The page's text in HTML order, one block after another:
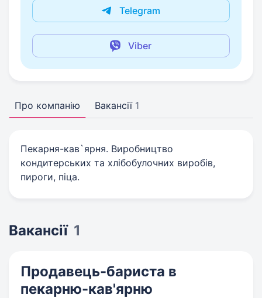
Telegram
Viber
Про компанію Вакансії 1
Пекарня-кав`ярня. Виробництво
кондитерських та хлібобулочних виробів,
пироги, піца.
Вакансії 1
Продавець-бариста в
пекарню-кав'ярню